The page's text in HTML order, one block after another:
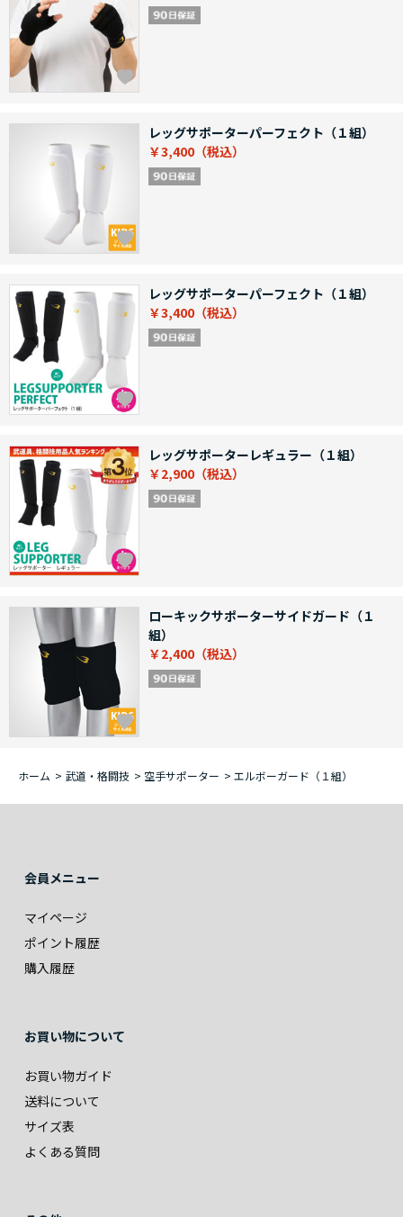
レッグサポーターパーフェクト（１組）
￥3,400
レッグサポーターパーフェクト（１組）
￥3,400
レッグサポーターレギュラー（１組）
￥2,900
ローキックサポーターサイドガード（１
組）
￥2,400
ホーム > 武道・格闘技 > 空手サポーター > エルボーガード（１組）
会員メニュー
マイページ
ポイント履歴
購入履歴
お買い物について
お買い物ガイド
送料について
サイズ表
よくある質問